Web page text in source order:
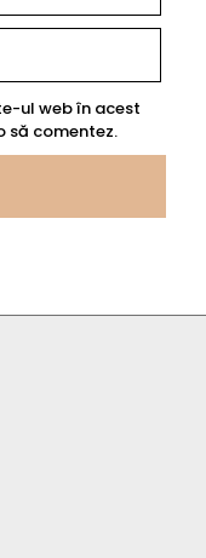
ul web în acest
să comentez.